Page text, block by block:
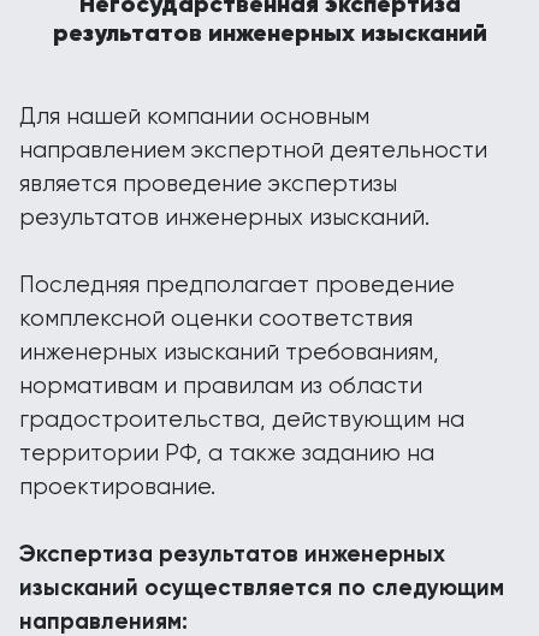
результатов инженерных изысканий
Для нашей компании основным
направлением экспертной деятельности
является проведение экспертизы
результатов инженерных изысканий.
Последняя предполагает проведение
комплексной оценки соответствия
инженерных изысканий требованиям,
нормативам и правилам из области
градостроительства, действующим на
территории РФ, а также заданию на
проектирование.
Экспертиза результатов инженерных
изысканий осуществляется по следующим
направлениям: